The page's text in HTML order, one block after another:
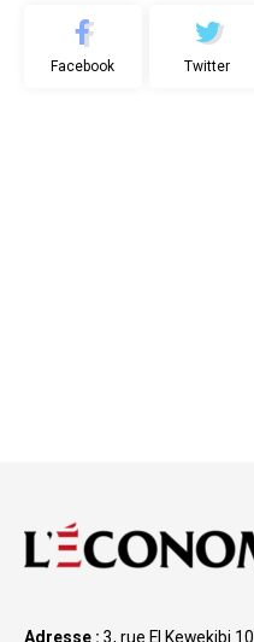
Facebook Twitter
Adresse : 3, rue El Kewekibi